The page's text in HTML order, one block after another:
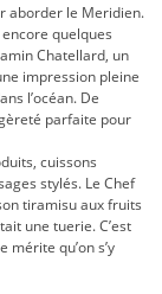
aborder le Meridien.
quelques
Chatellard, un
impression pleine
l’océan. De
parfaite pour
cuissons
stylés. Le Chef
tiramisu aux fruits
une tuerie. C’est
mérite qu’on s’y